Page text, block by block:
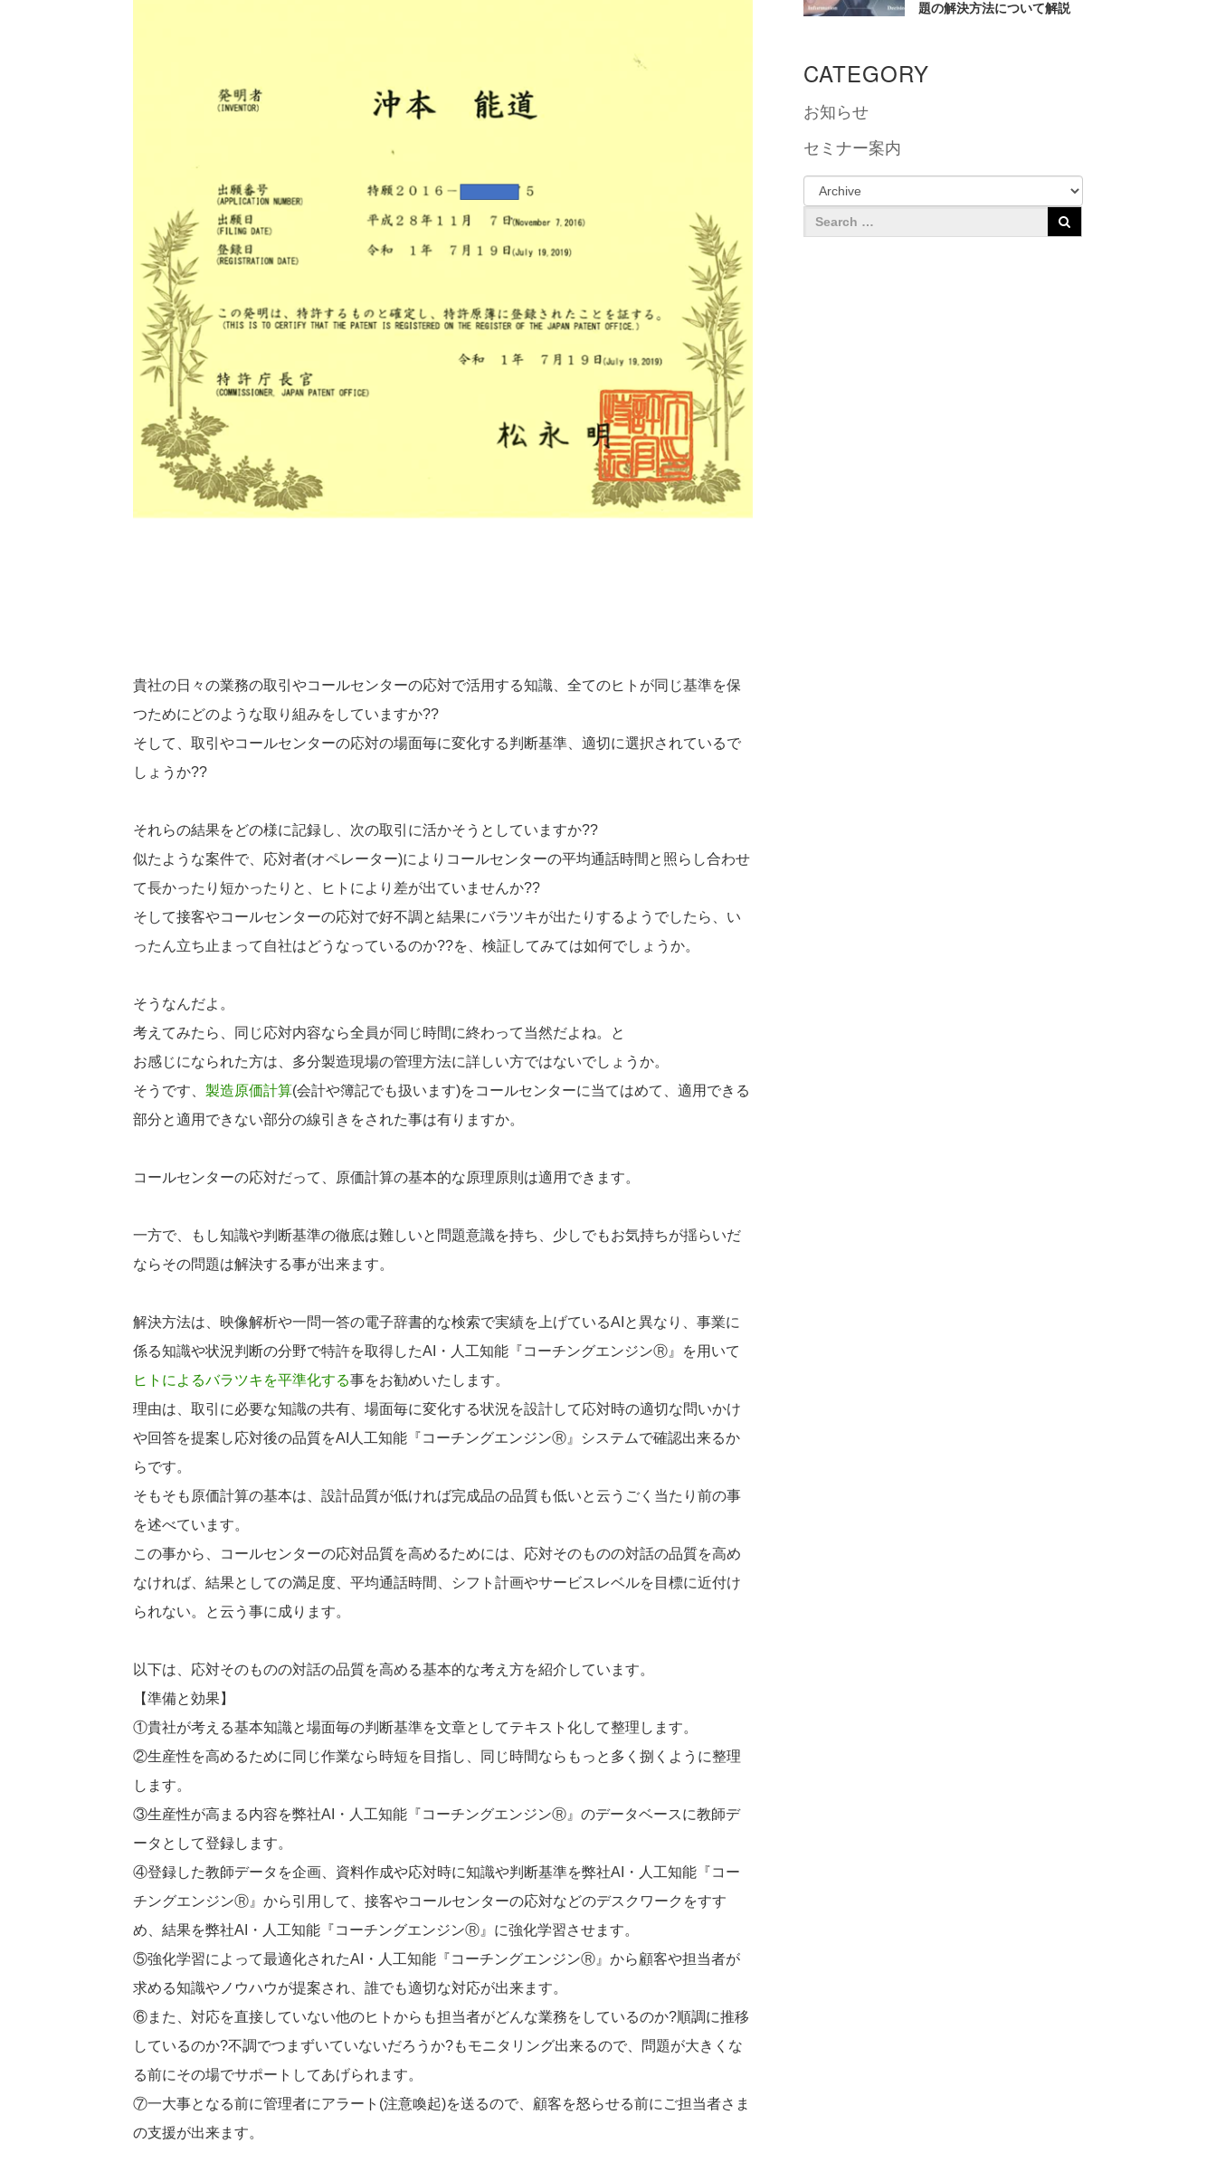
貴社の日々の業務の取引やコールセンターの応対で活用する知識、全てのヒトが同じ基準を保
つためにどのような取り組みをしていますか??
そして、取引やコールセンターの応対の場面毎に変化する判断基準、適切に選択されているで
しょうか??
それらの結果をどの様に記録し、次の取引に活かそうとしていますか??
似たような案件で、応対者(オペレーター)によりコールセンターの平均通話時間と照らし合わせ
て長かったり短かったりと、ヒトにより差が出ていませんか??
そして接客やコールセンターの応対で好不調と結果にバラツキが出たりするようでしたら、い
ったん立ち止まって自社はどうなっているのか??を、検証してみては如何でしょうか。
そうなんだよ。
考えてみたら、同じ応対内容なら全員が同じ時間に終わって当然だよね。と
お感じになられた方は、多分製造現場の管理方法に詳しい方ではないでしょうか。
そうです、 製造原価計算(会計や簿記でも扱います)をコールセンターに当てはめて、適用できる
部分と適用できない部分の線引きをされた事は有りますか。
コールセンターの応対だって、原価計算の基本的な原理原則は適用できます。
一方で、もし知識や判断基準の徹底は難しいと問題意識を持ち、少しでもお気持ちが揺らいだ
ならその問題は解決する事が出来ます。
解決方法は、映像解析や一問一答の電子辞書的な検索で実績を上げているAIと異なり、事業に
係る知識や状況判断の分野で特許を取得したAI・人工知能『コーチングエンジンⓇ』を用いて
ヒトによるバラツキを平準化する事をお勧めいたします。
理由は、取引に必要な知識の共有、場面毎に変化する状況を設計して応対時の適切な問いかけ
や回答を提案し応対後の品質をAI人工知能『コーチングエンジンⓇ』システムで確認出来るか
らです。
そもそも原価計算の基本は、設計品質が低ければ完成品の品質も低いと云うごく当たり前の事
を述べています。
この事から、コールセンターの応対品質を高めるためには、応対そのものの対話の品質を高め
なければ、結果としての満足度、平均通話時間、シフト計画やサービスレベルを目標に近付け
られない。と云う事に成ります。
以下は、応対そのものの対話の品質を高める基本的な考え方を紹介しています。
【準備と効果】
①貴社が考える基本知識と場面毎の判断基準を文章としてテキスト化して整理します。
②生産性を高めるために同じ作業なら時短を目指し、同じ時間ならもっと多く捌くように整理
します。
③生産性が高まる内容を弊社AI・人工知能『コーチングエンジンⓇ』のデータベースに教師デ
ータとして登録します。
④登録した教師データを企画、資料作成や応対時に知識や判断基準を弊社AI・人工知能『コー
チングエンジンⓇ』から引用して、接客やコールセンターの応対などのデスクワークをすす
め、結果を弊社AI・人工知能『コーチングエンジンⓇ』に強化学習させます。
⑤強化学習によって最適化されたAI・人工知能『コーチングエンジンⓇ』から顧客や担当者が
求める知識やノウハウが提案され、誰でも適切な対応が出来ます。
⑥また、対応を直接していない他のヒトからも担当者がどんな業務をしているのか?順調に推移
しているのか?不調でつまずいていないだろうか?もモニタリング出来るので、問題が大きくな
る前にその場でサポートしてあげられます。
⑦一大事となる前に管理者にアラート(注意喚起)を送るので、顧客を怒らせる前にご担当者さま
の支援が出来ます。
題の解決方法について解説
CATEGORY
お知らせ
セミナー案内